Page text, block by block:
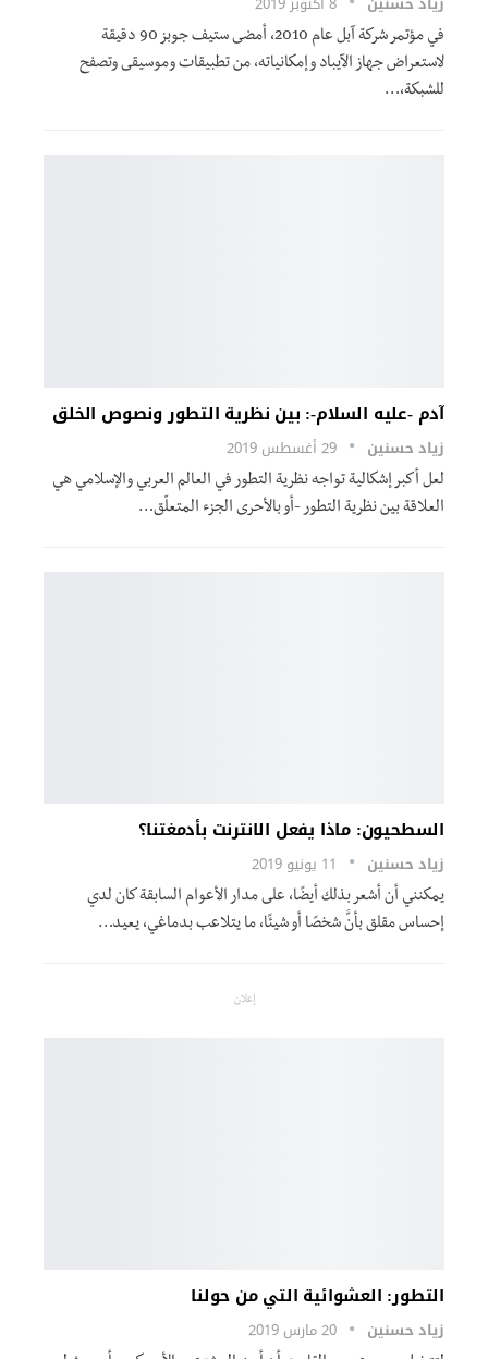
في مؤتمر شركة آبل عام 2010، أمضى ستيف جوبز 90 دقيقة
لاستعراض جهاز الآيباد وإمكانياته، من تطبيقات وموسيقى وتصفح
للشبكة،…
آدم -عليه السلام-: بين نظرية التطور ونصوص الخلق
زياد حسنين 29 أغسطس 2019
لعل أكبر إشكالية تواجه نظرية التطور في العالم العربي والإسلامي هي
العلاقة بين نظرية التطور -أو بالأحرى الجزء المتعلّق…
السطحيون: ماذا يفعل الانترنت بأدمغتنا؟
زياد حسنين 11 يونيو 2019
يمكنني أن أشعر بذلك أيضًا، على مدار الأعوام السابقة كان لدي
إحساس مقلق بأنَّ شخصًا أو شيئًا، ما يتلاعب بدماغي، يعيد…
إعلان
التطور: العشوائية التي من حولنا
زياد حسنين 20 مارس 2019